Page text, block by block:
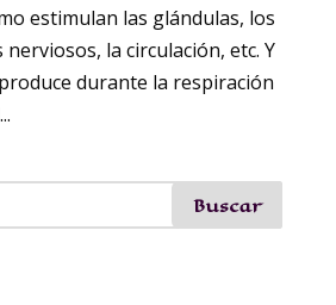
estimulan las glándulas, los
la circulación, etc. Y
durante la respiración